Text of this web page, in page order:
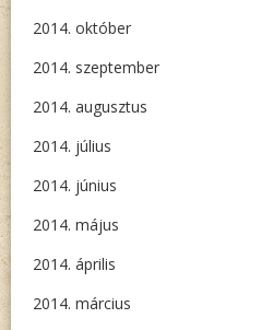
2014. október
2014. szeptember
2014. augusztus
2014. július
2014. június
2014. május
2014. április
2014. március